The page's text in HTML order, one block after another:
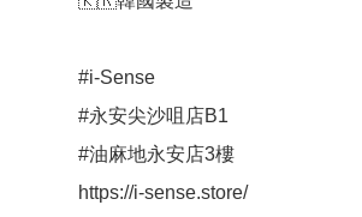
#i-Sense
#永安尖沙咀店B1
#油麻地永安店3樓
https://i-sense.store/